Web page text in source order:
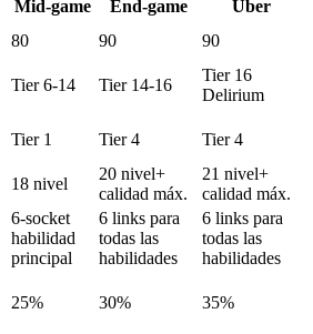
Mid-game End-game
Uber
80 90
90
Tier 6-14 Tier 14-16
Tier 16
Delirium
Tier 1 Tier 4
Tier 4
18 nivel
20 nivel+
calidad máx.
21 nivel+
calidad máx.
6-socket
habilidad
principal
6 links para
todas las
habilidades
6 links para
todas las
habilidades
25% 30% 35%